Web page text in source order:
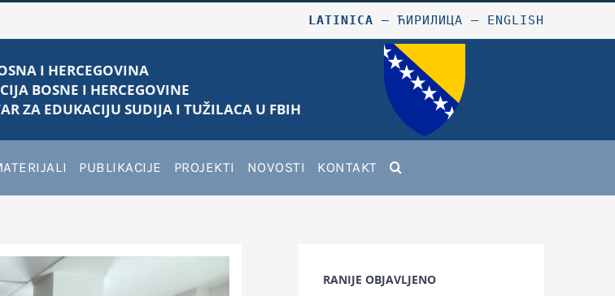
LATINICA –ЋИРИЛИЦА – ENGLISH
I HERCEGOVINA
BOSNE I HERCEGOVINE
ZA EDUKACIJU SUDIJA I TUŽILACA U FBIH
PUBLIKACIJE PROJEKTI NOVOSTI KONTAKT
RANIJE OBJAVLJENO